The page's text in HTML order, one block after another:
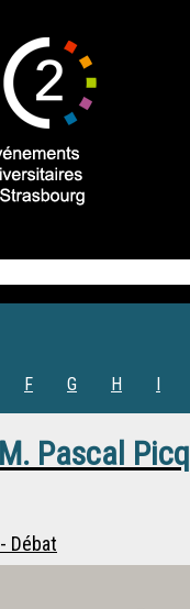
F G H I
M. Pascal Picq
Débat